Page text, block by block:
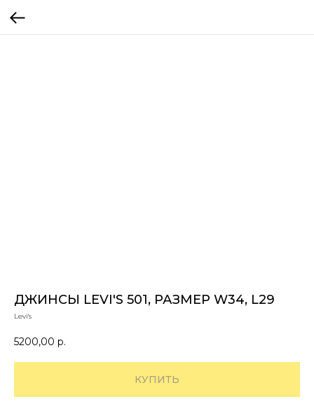
ДЖИНСЫ LEVI'S 501, РАЗМЕР W34, L29
Levi's
5200,00 р.
КУПИТЬ